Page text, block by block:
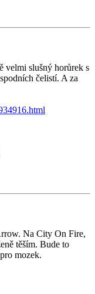
velmi slušný horůrek s
čelistí. A za
Na City On Fire,
těším. Bude to
mozek.